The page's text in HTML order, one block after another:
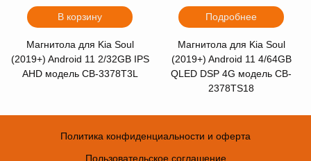
В корзину
Магнитола для Kia Soul
(2019+) Android 11 2/32GB IPS
AHD модель CB-3378T3L
Подробнее
Магнитола для Kia Soul
(2019+) Android 11 4/64GB
QLED DSP 4G модель CB-
2378TS18
Политика конфиденциальности и оферта
Пользовательское соглашение